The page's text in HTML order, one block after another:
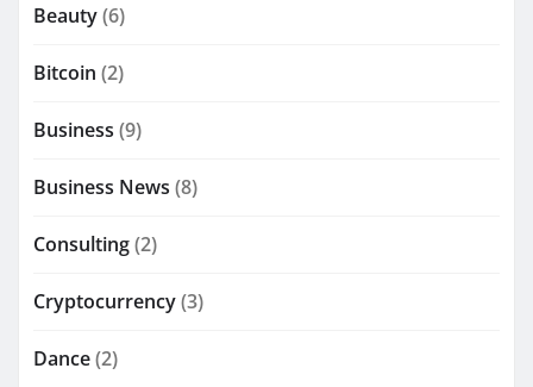
Beauty(6)
Bitcoin (2)
Business (9)
Business News (8)
Consulting(2)
Cryptocurrency(3)
Dance(2)